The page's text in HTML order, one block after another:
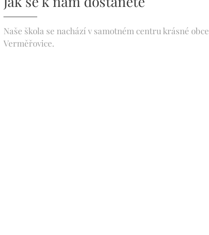
Naše škola se nachází v samotném centru krásné obce
Verměřovice.